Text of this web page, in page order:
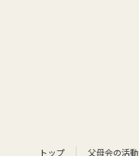
トップ 父母会の活動